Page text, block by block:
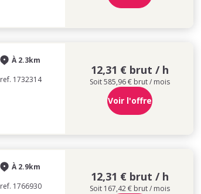
À 2.3km
ref. 1732314
12,31 € brut / h
Soit 585,96 € brut / mois
Voir l'offre
À 2.9km
ref. 1766930
12,31 € brut / h
Soit 167,42 € brut / mois